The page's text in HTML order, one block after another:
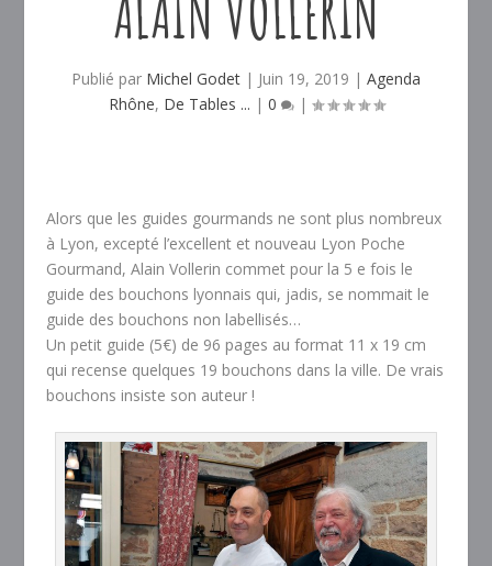
Publié par Michel Godet | Juin 19, 2019 | Agenda
Rhône, De Tables ... | 0 |
Alors que les guides gourmands ne sont plus nombreux
à Lyon, excepté l’excellent et nouveau Lyon Poche
Gourmand, Alain Vollerin commet pour la 5 e fois le
guide des bouchons lyonnais qui, jadis, se nommait le
guide des bouchons non labellisés…
Un petit guide (5€) de 96 pages au format 11 x 19 cm
qui recense quelques 19 bouchons dans la ville. De vrais
bouchons insiste son auteur !